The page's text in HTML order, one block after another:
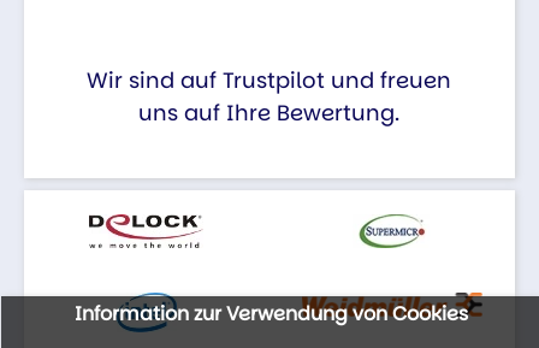
Wir sind auf Trustpilot und freuen
uns auf Ihre Bewertung.
Information zur Verwendung von Cookies